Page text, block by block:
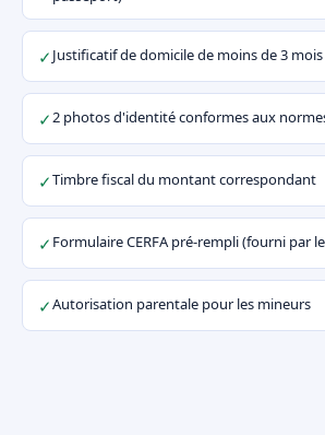
✓Justificatif de domicile de moins de 3 mois
✓2 photos d'identité conformes aux
✓Timbre fiscal du montant correspondant
✓ Formulaire CERFA pré-rempli (fourni par
✓Autorisation parentale pour les mineurs